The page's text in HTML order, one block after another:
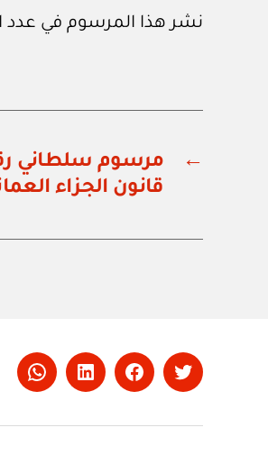
نشر هذا المرسوم في عدد الجريدة
←
قانون الجزاء
Twitter
Facebook
LinkedIn